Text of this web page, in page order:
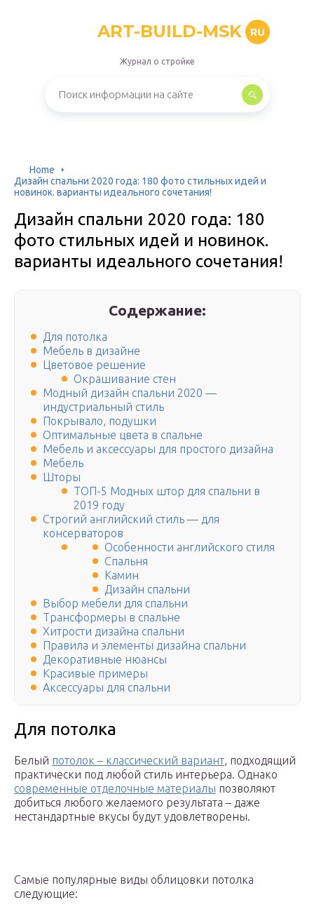
ART-BUILD-MSK RU
Журнал о стройке
Home
Дизайн спальни 2020 года: 180 фото стильных идей и
новинок. варианты идеального сочетания!
Дизайн спальни 2020 года: 180
фото стильных идей и новинок.
варианты идеального сочетания!
Содержание:
Для потолка
Мебель в дизайне
Цветовое решение
Окрашивание стен
Модный дизайн спальни 2020 —
индустриальный стиль
Покрывало, подушки
Оптимальные цвета в спальне
Мебель и аксессуары для простого дизайна
Мебель
Шторы
ТОП-5 Модных штор для спальни в
2019 году
Строгий английский стиль — для
консерваторов
Особенности английского стиля
Спальня
Камин
Дизайн спальни
Выбор мебели для спальни
Трансформеры в спальне
Хитрости дизайна спальни
Правила и элементы дизайна спальни
Декоративные нюансы
Красивые примеры
Аксессуары для спальни
Для потолка
Белый потолок – классический вариант, подходящий
практически под любой стиль интерьера. Однако
современные отделочные материалы позволяют
добиться любого желаемого результата – даже
нестандартные вкусы будут удовлетворены.
Самые популярные виды облицовки потолка
следующие: